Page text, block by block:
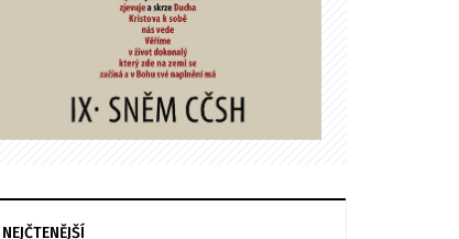
NEJČTENĚJŠÍ